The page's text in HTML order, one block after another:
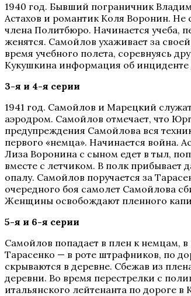
1940 год. Бывший пограничник
Астахов и романтик Коля Воронин. Не
члена Политбюро. Начинается учеба,
женятся. Самойлов ухаживает за
время учебного полета, соревнуясь
Кукушкина информация об
3-я и 4-я серии
1941 год. Самойлов и Марецкий
аэродром. Самойлов отмечает, что
предупреждения Самойлова вся
первого «немца». Начинается война.
Лиза Воронина с сыном едет в тыл,
вместе с летчиком. В полк прибывает
опалу. Самойлов поручается за
очередного боя самолет Самойлова
Женщины освобождают пленного
5-я и 6-я серии
Самойлов попадает в плен к немцам,
Тарасенко — в роте штрафников, по
скрываются в деревне. Сбежав из
деревни. Во время перестрелки с
итальянского лейтенанта по дороге в